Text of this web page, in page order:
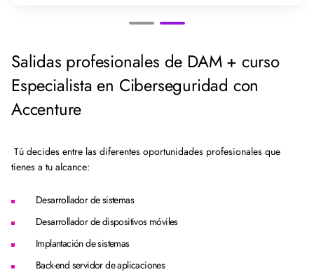
Salidas profesionales de DAM + curso
Especialista en Ciberseguridad con
Accenture
Tú decides entre las diferentes oportunidades profesionales que
tienes a tu alcance:
Desarrollador de sistemas
Desarrollador de dispositivos móviles
Implantación de sistemas
Back-end servidor de aplicaciones